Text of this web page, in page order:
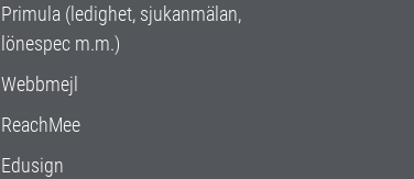
Primula (ledighet, sjukanmälan,
lönespec m.m.)
Webbmejl
ReachMee
Edusign